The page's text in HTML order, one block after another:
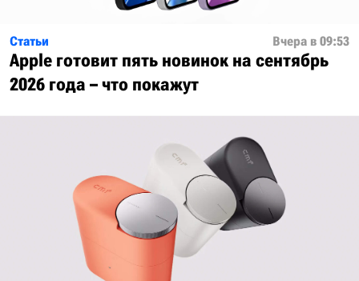
Статьи Вчера в 09:53
Apple готовит пять новинок на сентябрь
2026 года – что покажут